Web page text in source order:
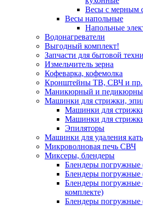
Весы с мерным
Весы напольные
Напольные
Водонагреватели
Выгодный комплект!
Запчасти для бытовой
Измельчитель зерна
Кофеварка, кофемолка
Кронштейны ТВ, СВЧ и пр.
Маникюрный и
Машинки для стрижки,
Машинки для
Машинки для
Эпиляторы
Машинки для удаления
Микроволновая печь СВЧ
Миксеры, блендеры
Блендеры погружные
Блендеры погружные
Блендеры погружные
комплекте)
Блендеры погружные